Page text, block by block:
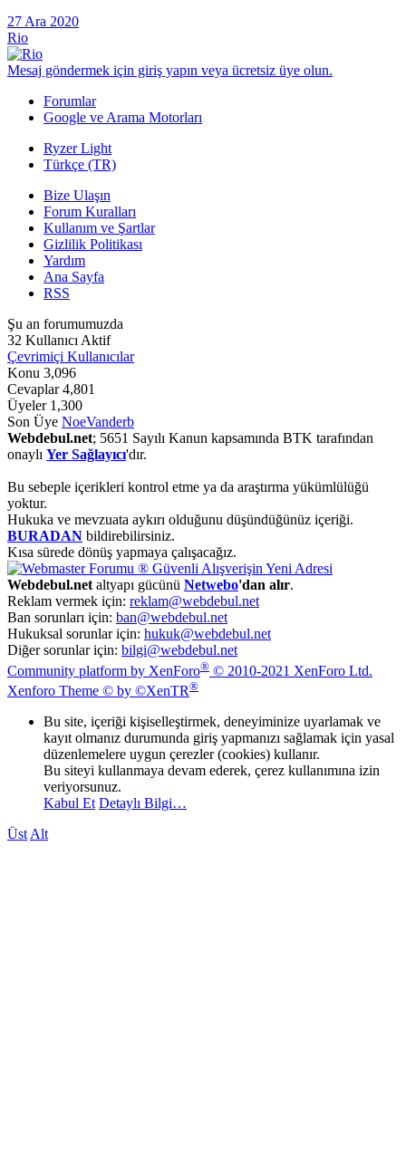
27 Ara 2020
Rio
Mesaj göndermek için giriş yapın veya ücretsiz üye olun.
Forumlar
Google ve Arama Motorları
Ryzer Light
Türkçe (TR)
Bize Ulaşın
Forum Kuralları
Kullanım ve Şartlar
Gizlilik Politikası
Yardım
Ana Sayfa
RSS
Şu an forumumuzda
32 Kullanıcı Aktif
Çevrimiçi Kullanıcılar
Konu 3,096
Cevaplar4,801
Üyeler 1,300
Son Üye NoeVanderb
Webdebul.net; 5651 Sayılı Kanun kapsamında BTK tarafından
onaylı Yer Sağlayıcı'dır.
Bu sebeple içerikleri kontrol etme ya da araştırma yükümlülüğü
yoktur.
Hukuka ve mevzuata aykırı olduğunu düşündüğünüz içeriği.
BURADAN bildirebilirsiniz.
Kısa sürede dönüş yapmaya çalışacağız.
Webdebul.net altyapı gücünü Netwebo'dan alır.
Reklam vermek için: reklam@webdebul.net
Ban sorunları için: ban@webdebul.net
Hukuksal sorunlar için: hukuk@webdebul.net
Diğer sorunlar için: bilgi@webdebul.net
Community platform by XenForo® © 2010-2021 XenForo Ltd.
Xenforo Theme © by ©XenTR®
Bu site, içeriği kişiselleştirmek, deneyiminize uyarlamak ve
kayıt olmanız durumunda giriş yapmanızı sağlamak için yasal
düzenlemelere uygun çerezler (cookies) kullanır.
Bu siteyi kullanmaya devam ederek, çerez kullanımına izin
veriyorsunuz.
Kabul Et Detaylı Bilgi…
Üst Alt